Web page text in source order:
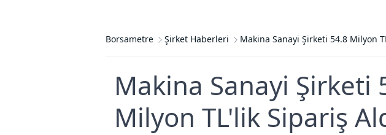
Borsametre Şirket Haberleri Makina Sanayi Şirketi 54.8 Milyon
Makina Sanayi Şirketi
Milyon TL'lik Sipariş